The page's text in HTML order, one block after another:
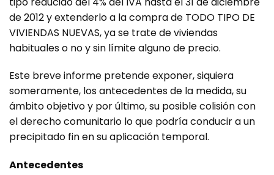
de 2012 y extenderlo a la compra de TODO TIPO DE
VIVIENDAS NUEVAS, ya se trate de viviendas
habituales o no y sin límite alguno de precio.
Este breve informe pretende exponer, siquiera
someramente, los antecedentes de la medida, su
ámbito objetivo y por último, su posible colisión con
el derecho comunitario lo que podría conducir a un
precipitado fin en su aplicación temporal.
Antecedentes